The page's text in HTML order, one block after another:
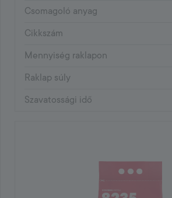
Csomagoló anyag
Cikkszám
Mennyiség raklapon
Raklap súly
Szavatossági idő